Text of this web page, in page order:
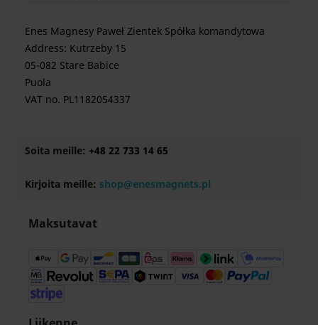
Enes Magnesy Paweł Zientek Spółka komandytowa
Address: Kutrzeby 15
05-082 Stare Babice
Puola
VAT no. PL1182054337
Soita meille: +48 22 733 14 65
Kirjoita meille: shop@enesmagnets.pl
Maksutavat